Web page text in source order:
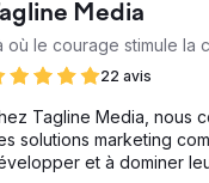
salle d’exposition de
et développé un
par l'efficacité de
Media
où le courage stimule la
22 avis
Tagline Media, nous
solutions marketing
et à dominer